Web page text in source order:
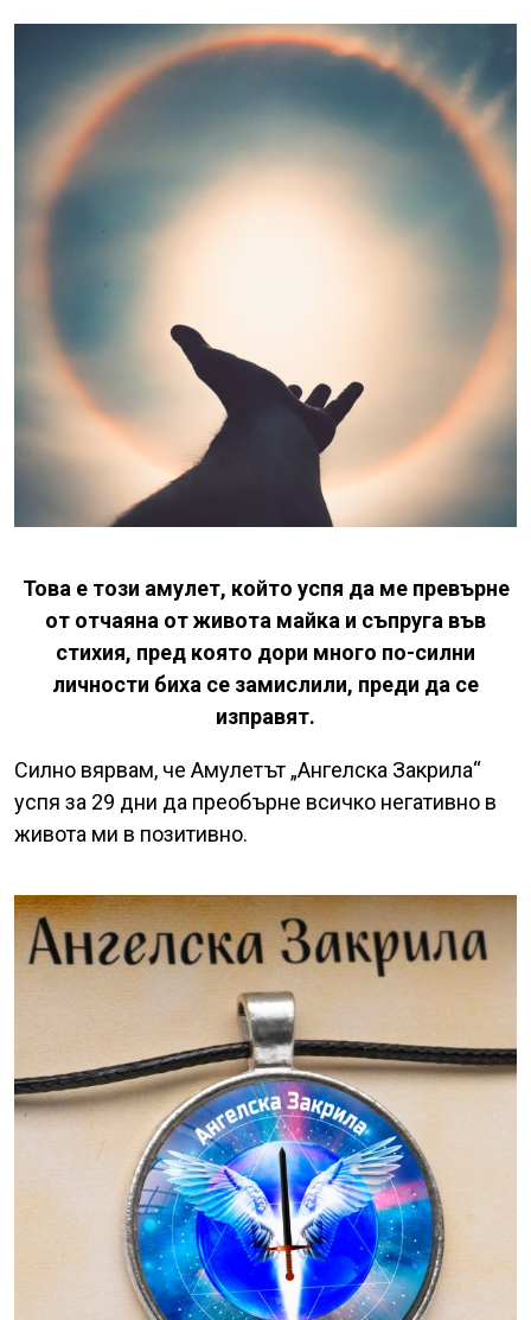
Това е този амулет, който успя да ме превърне
от отчаяна от живота майка и съпруга във
стихия, пред която дори много по-силни
личности биха се замислили, преди да се
изправят.
Силно вярвам, че Амулетът „Ангелска Закрила“
успя за 29 дни да преобърне всичко негативно в
живота ми в позитивно.